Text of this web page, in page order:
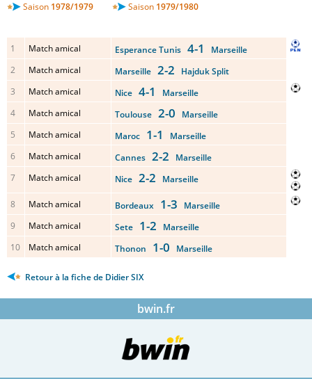
Saison 1978/1979 Saison 1979/1980
1 Match amical Esperance Tunis 4-1
Marseille
2
Match amical Marseille 2-2 Hajduk Split
3
Match amical Nice 4-1
Marseille
4
Match amical Toulouse 2-0 Marseille
5
Match amical Maroc 1-1
Marseille
6
Match amical Cannes 2-2 Marseille
7
Match amical Nice 2-2 Marseille
8 Match amical Bordeaux 1-3 Marseille
9
Match amical Sete 1-2 Marseille
10
Match amical Thonon 1-0 Marseille
Retour à la fiche de Didier SIX
bwin.fr